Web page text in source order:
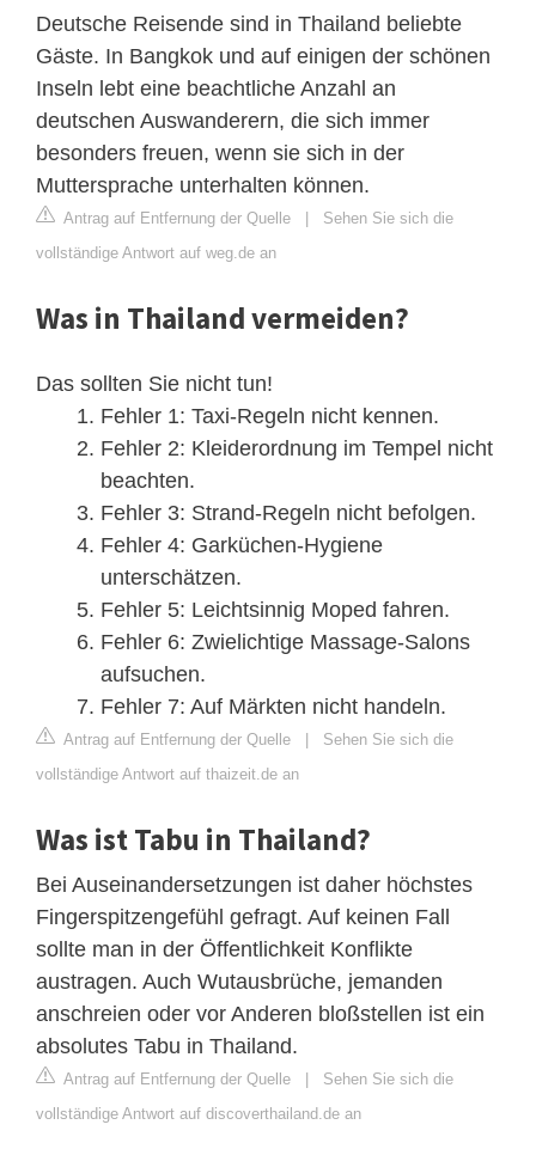
Deutsche Reisende sind in Thailand beliebte
Gäste. In Bangkok und auf einigen der schönen
Inseln lebt eine beachtliche Anzahl an
deutschen Auswanderern, die sich immer
besonders freuen, wenn sie sich in der
Muttersprache unterhalten können.
Antrag auf Entfernung der Quelle | Sehen Sie sich die
vollständige Antwort auf weg.de an
Was in Thailand vermeiden?
Das sollten Sie nicht tun!
Fehler 1: Taxi-Regeln nicht kennen.
Fehler 2: Kleiderordnung im Tempel nicht
beachten.
Fehler 3: Strand-Regeln nicht befolgen.
Fehler 4: Garküchen-Hygiene
unterschätzen.
Fehler 5: Leichtsinnig Moped fahren.
Fehler 6: Zwielichtige Massage-Salons
aufsuchen.
Fehler 7: Auf Märkten nicht handeln.
Antrag auf Entfernung der Quelle | Sehen Sie sich die
vollständige Antwort auf thaizeit.de an
Was ist Tabu in Thailand?
Bei Auseinandersetzungen ist daher höchstes
Fingerspitzengefühl gefragt. Auf keinen Fall
sollte man in der Öffentlichkeit Konflikte
austragen. Auch Wutausbrüche, jemanden
anschreien oder vor Anderen bloßstellen ist ein
absolutes Tabu in Thailand.
Antrag auf Entfernung der Quelle | Sehen Sie sich die
vollständige Antwort auf discoverthailand.de an